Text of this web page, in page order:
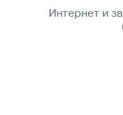
Интернет и